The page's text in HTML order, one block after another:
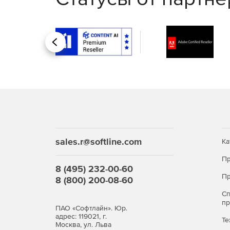
Работа с внешними подрядными
Контроль сроков проектирования и
управления проектами.
Использование и протоколов качества на
Автоматизация выпуска проектной
нумерацией и штриховым кодированием.
Назад
sales.r@softline.com
8 (495) 232-00-60
8 (800) 200-08-60
ПАО «Софтлайн». Юр.
адрес: 119021, г.
Москва, ул. Льва